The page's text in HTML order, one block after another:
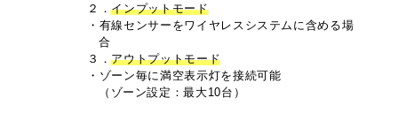
２．インプットモード
・有線センサーをワイヤレスシステムに含める場
合
３．アウトプットモード
・ゾーン毎に満空表示灯を接続可能
（ゾーン設定：最大10台）